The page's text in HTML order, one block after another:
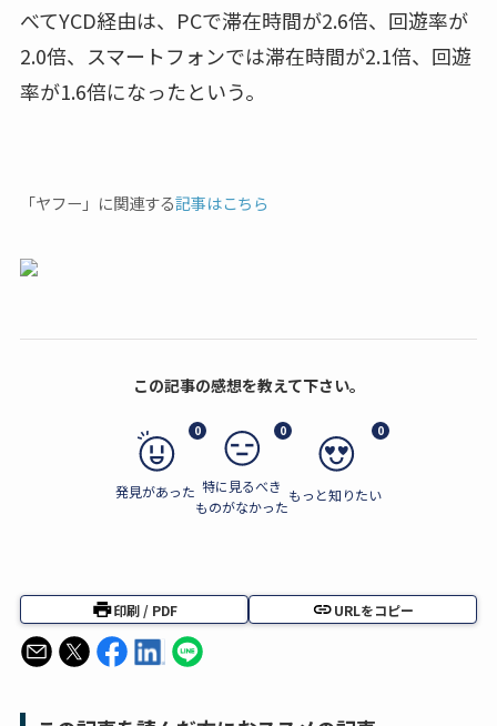
べてYCD経由は、PCで滞在時間が2.6倍、回遊率が
2.0倍、スマートフォンでは滞在時間が2.1倍、回遊
率が1.6倍になったという。
「ヤフー」に関連する記事はこちら
この記事の感想を教えて下さい。
0
発見があった
0
特に見るべき
ものがなかった
0
もっと知りたい
印刷 / PDF URLをコピー